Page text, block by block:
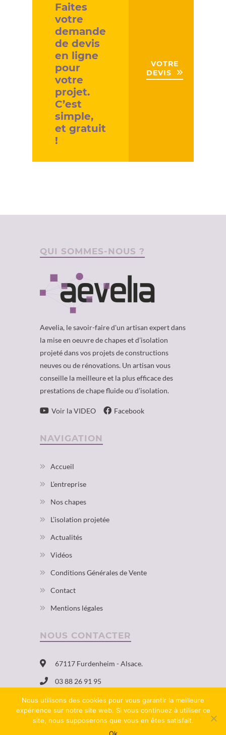
Faites
votre
demande
de devis
en ligne
pour
votre
projet.
C’est
simple,
et gratuit
!
VOTRE
DEVIS
QUI SOMMES-NOUS ?
Aevelia, le savoir-faire d'un artisan expert dans
la mise en oeuvre de chapes et d’isolation
projeté dans vos projets de constructions
neuves ou de rénovations. Un artisan vous
conseille la meilleure et la plus efficace des
prestations de chape fluide ou d’isolation.
Voir la VIDEO Facebook
NAVIGATION
Accueil
L’entreprise
Nos chapes
L’isolation projetée
Actualités
Vidéos
Conditions Générales de Vente
Contact
Mentions légales
NOUS CONTACTER
67117 Furdenheim - Alsace.
03 88 26 91 95
info@aevelia.fr
Du lundi au vendredi de 8h à 12h et de
13h à 17h, le vendredi jusqu'à 16h
Nous utilisons des cookies pour vous garantir la meilleure
expérience sur notre site web. Si vous continuez à utiliser ce
site, nous supposerons que vous en êtes satisfait.